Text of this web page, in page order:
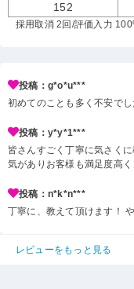
152
採用取消 2回 /評価入力
投稿：g*o*u***
初めてのことも多く不安で
投稿：y*y*1***
皆さんすごく丁寧に気さく
気がありお客様も満足度高
投稿：n*k*n***
丁寧に、教えて頂けます！
レビューをもっと見る